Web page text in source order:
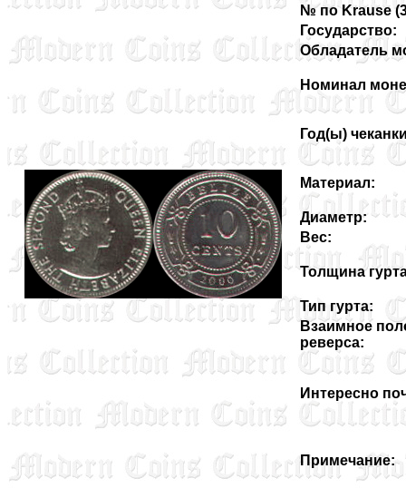
№ по Krause
Государство:
Обладатель
Номинал
Год(ы)
Материал:
Диаметр:
Вес:
Толщина
Тип гурта:
Взаимное
реверса:
Интересно
Примечание: